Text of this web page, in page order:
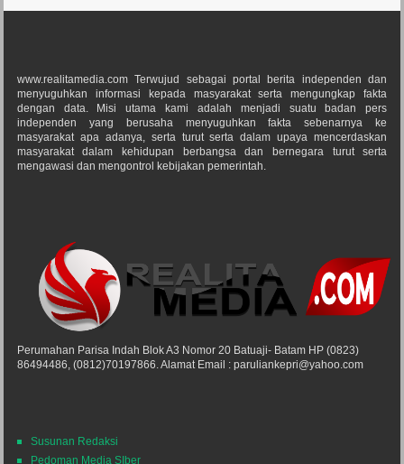
www.realitamedia.com Terwujud sebagai portal berita independen dan
menyuguhkan informasi kepada masyarakat serta mengungkap fakta
dengan data. Misi utama kami adalah menjadi suatu badan pers
independen yang berusaha menyuguhkan fakta sebenarnya ke
masyarakat apa adanya, serta turut serta dalam upaya mencerdaskan
masyarakat dalam kehidupan berbangsa dan bernegara turut serta
mengawasi dan mengontrol kebijakan pemerintah.
Perumahan Parisa Indah Blok A3 Nomor 20 Batuaji- Batam HP (0823)
86494486, (0812)70197866. Alamat Email : paruliankepri@yahoo.com
Susunan Redaksi
Pedoman Media SIber